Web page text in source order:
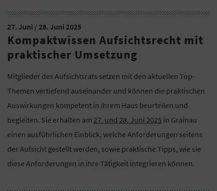
27. Juni / 28. Juni 2025
Kompaktwissen Aufsichtsrecht mit
praktischer Umsetzung
Mitglieder des Aufsichtsrats setzen mit den aktuellen Top-
Themen vertiefend auseinander und können die praktischen
Auswirkungen kompetent in ihrem Haus beurteilen und
begleiten. Sie erhalten am 27. und 28. Juni 2025 in Grainau
einen ausführlichen Einblick, welche Anforderungen seitens
der Aufsicht gestellt werden, sowie praktische Tipps, wie sie
diese Anforderungen in ihre Tätigkeit integrieren können.